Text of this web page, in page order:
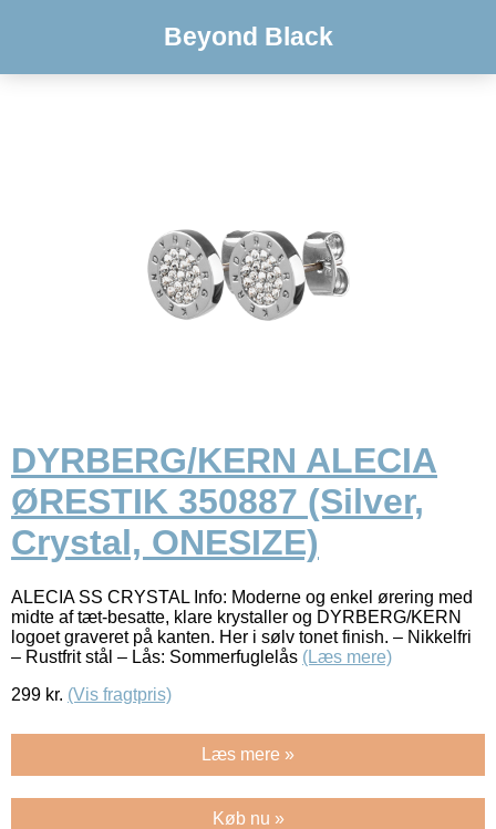
Beyond Black
DYRBERG/KERN ALECIA
ØRESTIK 350887 (Silver,
Crystal, ONESIZE)
ALECIA SS CRYSTAL Info: Moderne og enkel ørering med
midte af tæt-besatte, klare krystaller og DYRBERG/KERN
logoet graveret på kanten. Her i sølv tonet finish. – Nikkelfri
– Rustfrit stål – Lås: Sommerfuglelås (Læs mere)
299 kr. (Vis fragtpris)
Læs mere »
Køb nu »